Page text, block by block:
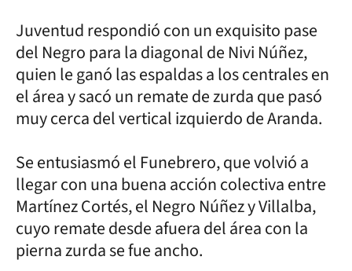
Juventud respondió con un exquisito pase
del Negro para la diagonal de Nivi Núñez,
quien le ganó las espaldas a los centrales en
el área y sacó un remate de zurda que pasó
muy cerca del vertical izquierdo de Aranda.
Se entusiasmó el Funebrero, que volvió a
llegar con una buena acción colectiva entre
Martínez Cortés, el Negro Núñez y Villalba,
cuyo remate desde afuera del área con la
pierna zurda se fue ancho.